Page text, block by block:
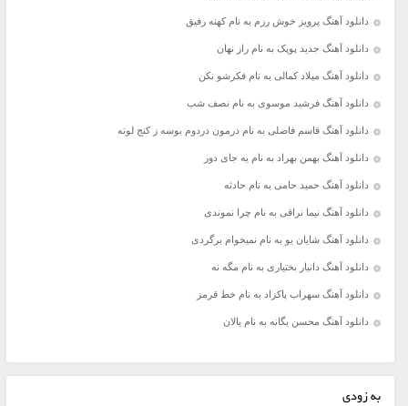
دانلود آهنگ پرویز خوش رزم به نام کهنه رفیق
دانلود آهنگ جدید پوپک به نام راز نهان
دانلود آهنگ میلاد کمالی به نام فکرشو نکن
دانلود آهنگ فرشید موسوی به نام نصف شب
دانلود آهنگ قاسم فاضلی به نام درمون دردوم بوسه ز کنج لوته
دانلود آهنگ بهمن بهراد به نام یه جای دور
دانلود آهنگ حمید حامی به نام حادثه
دانلود آهنگ نیما نراقی به نام چرا نموندی
دانلود آهنگ شایان یو به نام نمیخوام برگردی
دانلود آهنگ دانیار بختیاری به نام مگه نه
دانلود آهنگ سهراب پاکزاد به نام خط قرمز
دانلود آهنگ محسن یگانه به نام یالان
به زودی